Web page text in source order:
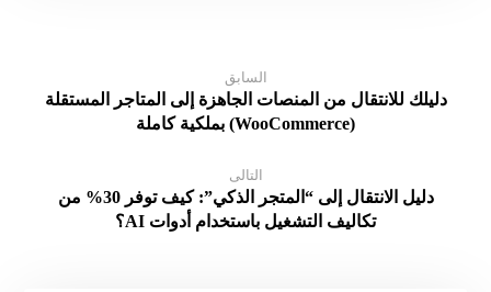
السابق
دليلك للانتقال من المنصات الجاهزة إلى المتاجر المستقلة
(WooCommerce) بملكية كاملة
التالى
دليل الانتقال إلى “المتجر الذكي”: كيف توفر 30% من
تكاليف التشغيل باستخدام أدوات AI؟